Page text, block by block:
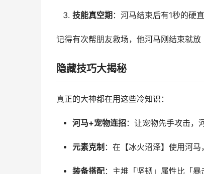
技能真空期 ：河马结束后有1秒的硬
记得有次帮朋友救场，他河马刚结束就
隐藏技巧大揭秘
真正的大神都在用这些冷知识：
河马+宠物连招：让宠物先手攻击，
元素克制 ：在【冰火沼泽】使用河
装备搭配：主堆「坚韧」属性比「